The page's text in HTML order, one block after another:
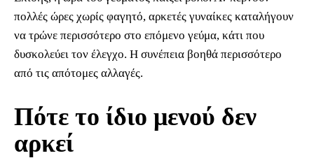
πολλές ώρες χωρίς φαγητό, αρκετές γυναίκες καταλήγουν
να τρώνε περισσότερο στο επόμενο γεύμα, κάτι που
δυσκολεύει τον έλεγχο. Η συνέπεια βοηθά περισσότερο
από τις απότομες αλλαγές.
Πότε το ίδιο μενού δεν
αρκεί